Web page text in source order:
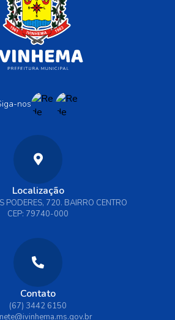
nos
Localização
PODERES, 720. BAIRRO CENTRO
CEP: 79740-000
Contato
(67) 3442 6150